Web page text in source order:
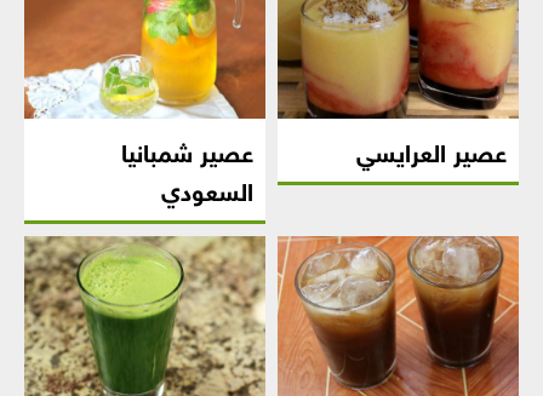
عصير العرايسي
عصير شمبانيا
السعودي